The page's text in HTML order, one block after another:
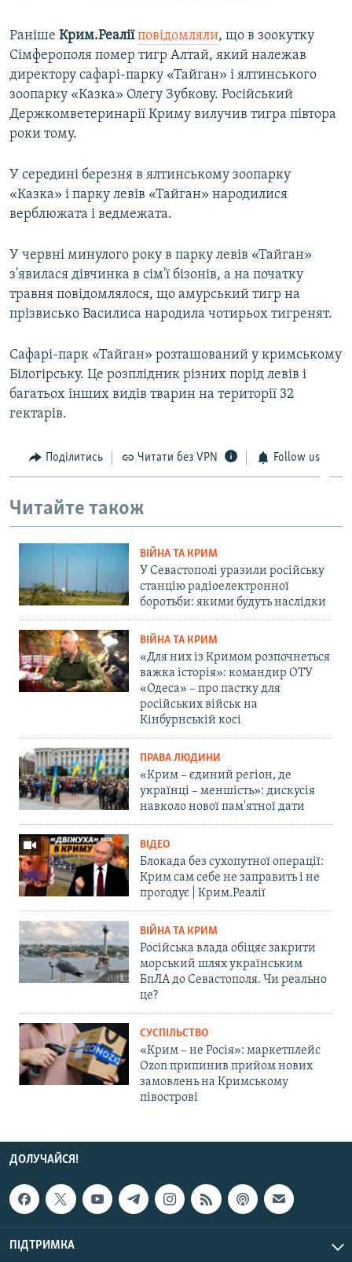
Раніше Крим.Реалії повідомляли, що в зоокутку
Сімферополя помер тигр Алтай, який належав
директору сафарі-парку «Тайган» і ялтинського
зоопарку «Казка» Олегу Зубкову. Російський
Держкомветеринарії Криму вилучив тигра півтора
роки тому.
У середині березня в ялтинському зоопарку
«Казка» і парку левів «Тайган» народилися
верблюжата і ведмежата.
У червні минулого року в парку левів «Тайган»
з'явилася дівчинка в сім'ї бізонів, а на початку
травня повідомлялося, що амурський тигр на
прізвисько Василиса народила чотирьох тигренят.
Сафарі-парк «Тайган» розташований у кримському
Білогірську. Це розплідник різних порід левів і
багатьох інших видів тварин на території 32
гектарів.
Поділитись Читати без VPN Follow us
Читайте також
ВІЙНА ТА КРИМ
У Севастополі уразили російську
станцію радіоелектронної
боротьби: якими будуть наслідки
ВІЙНА ТА КРИМ
«Для них із Кримом розпочнеться
важка історія»: командир ОТУ
«Одеса» – про пастку для
російських військ на
Кінбурнській косі
ПРАВА ЛЮДИНИ
«Крим – єдиний регіон, де
українці – меншість»: дискусія
навколо нової пам'ятної дати
ВІДЕО
Блокада без сухопутної операції:
Крим сам себе не заправить і не
прогодує | Крим.Реалії
ВІЙНА ТА КРИМ
Російська влада обіцяє закрити
морський шлях українським
БпЛА до Севастополя. Чи реально
це?
СУСПІЛЬСТВО
«Крим – не Росія»: маркетплейс
Ozon припинив прийом нових
замовлень на Кримському
півострові
ДОЛУЧАЙСЯ!
ПІДТРИМКА